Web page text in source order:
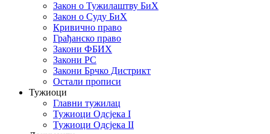
Закон о Тужилаштву БиХ
Закон о Суду БиХ
Кривично право
Грађанско право
Закони ФБИХ
Закони РС
Закони Брчко Дистрикт
Остали прописи
Тужиоци
Главни тужилац
Тужиоци Oдсјекa I
Тужиоци Oдсјекa II